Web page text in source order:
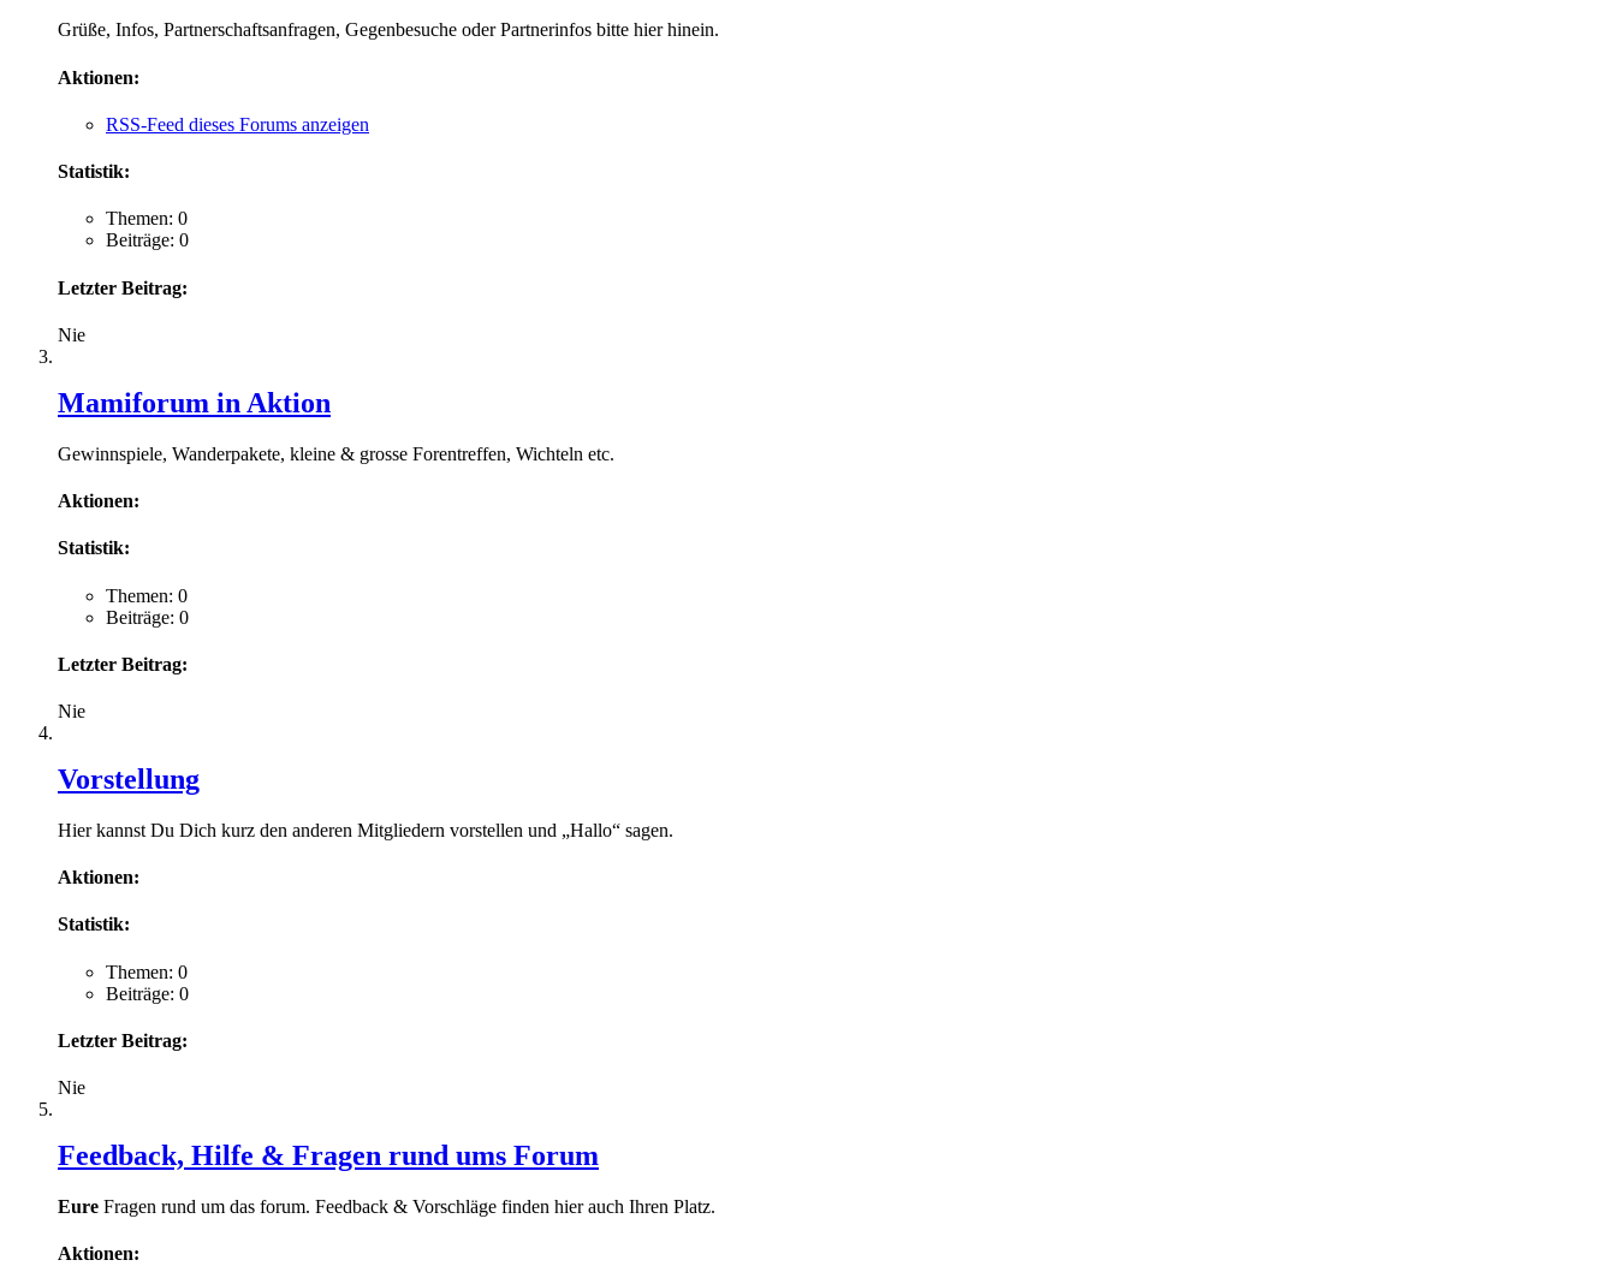
Grüße, Infos, Partnerschaftsanfragen, Gegenbesuche oder Partnerinfos bitte hier hinein.
Aktionen:
RSS-Feed dieses Forums anzeigen
Statistik:
Themen: 0
Beiträge: 0
Letzter Beitrag:
Nie
Mamiforum in Aktion
Gewinnspiele, Wanderpakete, kleine & grosse Forentreffen, Wichteln etc.
Aktionen:
Statistik:
Themen: 0
Beiträge: 0
Letzter Beitrag:
Nie
Vorstellung
Hier kannst Du Dich kurz den anderen Mitgliedern vorstellen und „Hallo“ sagen.
Aktionen:
Statistik:
Themen: 0
Beiträge: 0
Letzter Beitrag:
Nie
Feedback, Hilfe & Fragen rund ums Forum
Eure Fragen rund um das forum. Feedback & Vorschläge finden hier auch Ihren Platz.
Aktionen: